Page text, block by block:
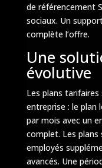
de référencement
sociaux. Un
complète l’offre.
Une
évolutive
Les plans
entreprise : le plan
par mois avec un
complet. Les
employés
avancés. Une